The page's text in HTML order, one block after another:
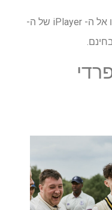
פנו אל ה- iPlayer של ה-